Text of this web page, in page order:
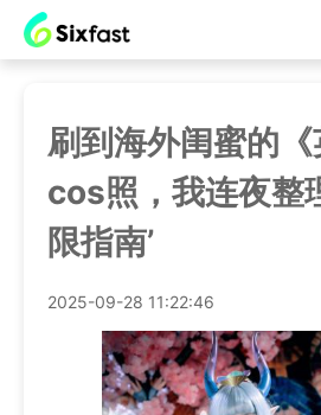
刷到海外闺蜜的《
cos照，我连夜整
限指南’
2025-09-28 11:22:46